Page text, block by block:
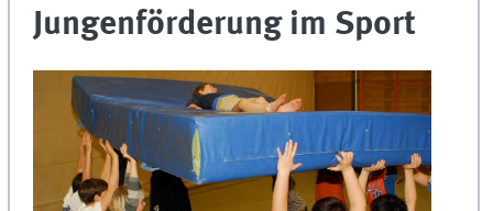
Jungenförderung im Sport